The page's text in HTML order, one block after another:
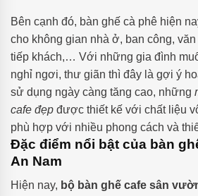
Bên cạnh đó, bàn ghế cà phê hiện
cho không gian nhà ở, ban công,
tiếp khách,… Với những gia đình
nghỉ ngơi, thư giãn thì đây là gợi ý
sử dụng ngày càng tăng cao, những
cafe đẹp được thiết kế với chất liệu
phù hợp với nhiều phong cách và
Đặc điểm nổi bật của bàn
An Nam
Hiện nay, bộ bàn ghế cafe sân